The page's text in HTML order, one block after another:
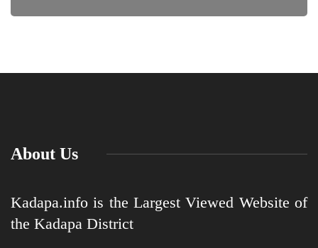
About Us
Kadapa.info is the Largest Viewed Website of
the Kadapa District